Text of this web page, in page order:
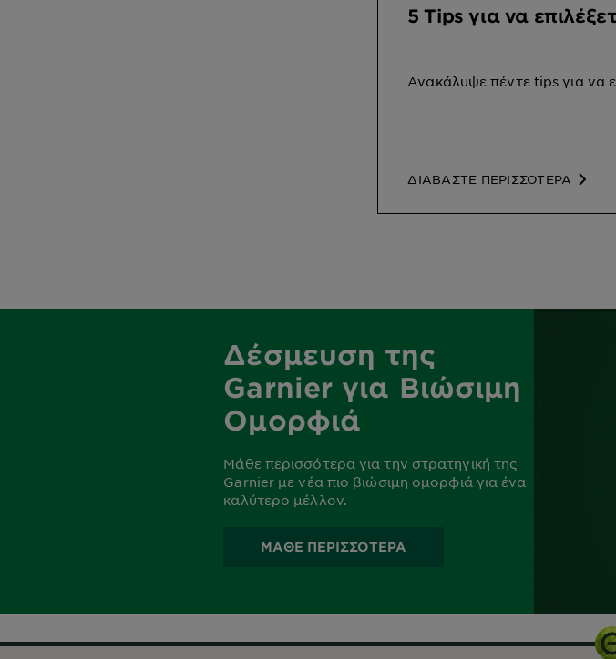
5 Tips για να
Ανακάλυψε πέντε tips για να
ΔΙΑΒΑΣΤΕ ΠΕΡΙΣΣΟΤΕΡΑ
Δέσμευση της
Garnier για Βιώσιμη
Ομορφιά
Μάθε περισσότερα για την στρατηγική της
Garnier με νέα πιο βιώσιμη ομορφιά για ένα
καλύτερο μέλλον.
ΜΑΘΕ ΠΕΡΙΣΣΟΤΕΡΑ